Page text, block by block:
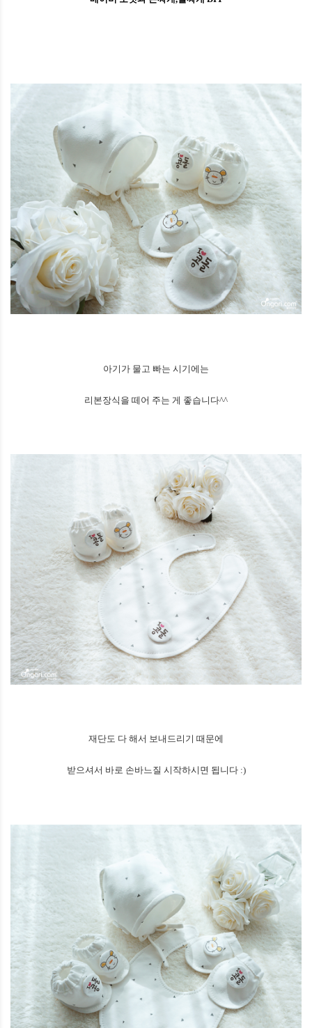
아기가 물고 빠는 시기에는
리본장식을 떼어 주는 게 좋습니다^^
재단도 다 해서 보내드리기 때문에
받으셔서 바로 손바느질 시작하시면 됩니다 :)